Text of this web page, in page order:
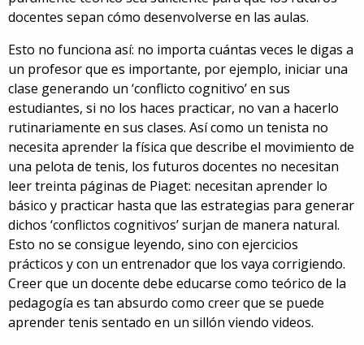
docentes sepan cómo desenvolverse en las aulas.
Esto no funciona así: no importa cuántas veces le digas a
un profesor que es importante, por ejemplo, iniciar una
clase generando un ‘conflicto cognitivo’ en sus
estudiantes, si no los haces practicar, no van a hacerlo
rutinariamente en sus clases. Así como un tenista no
necesita aprender la física que describe el movimiento de
una pelota de tenis, los futuros docentes no necesitan
leer treinta páginas de Piaget: necesitan aprender lo
básico y practicar hasta que las estrategias para generar
dichos ‘conflictos cognitivos’ surjan de manera natural.
Esto no se consigue leyendo, sino con ejercicios
prácticos y con un entrenador que los vaya corrigiendo.
Creer que un docente debe educarse como teórico de la
pedagogía es tan absurdo como creer que se puede
aprender tenis sentado en un sillón viendo videos.